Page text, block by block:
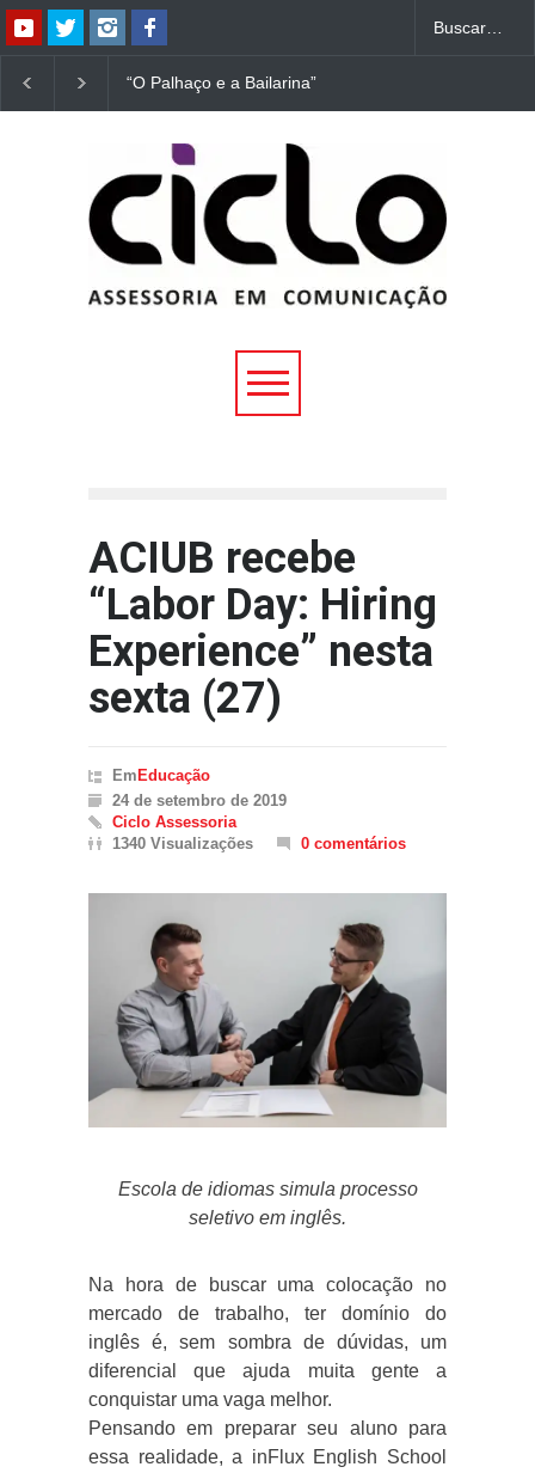
“O Palhaço e a Bailarina”
estreia hoje (1º) em
Uberlândia
Uberlândia
ACIUB recebe
“Labor Day: Hiring
Experience” nesta
sexta (27)
Em Educação
24 de setembro de 2019
Ciclo Assessoria
1340 Visualizações
0 comentários
Escola de idiomas simula processo
seletivo em inglês.
Na hora de buscar uma colocação no
mercado de trabalho, ter domínio do
inglês é, sem sombra de dúvidas, um
diferencial que ajuda muita gente a
conquistar uma vaga melhor.
Pensando em preparar seu aluno para
essa realidade, a inFlux English School